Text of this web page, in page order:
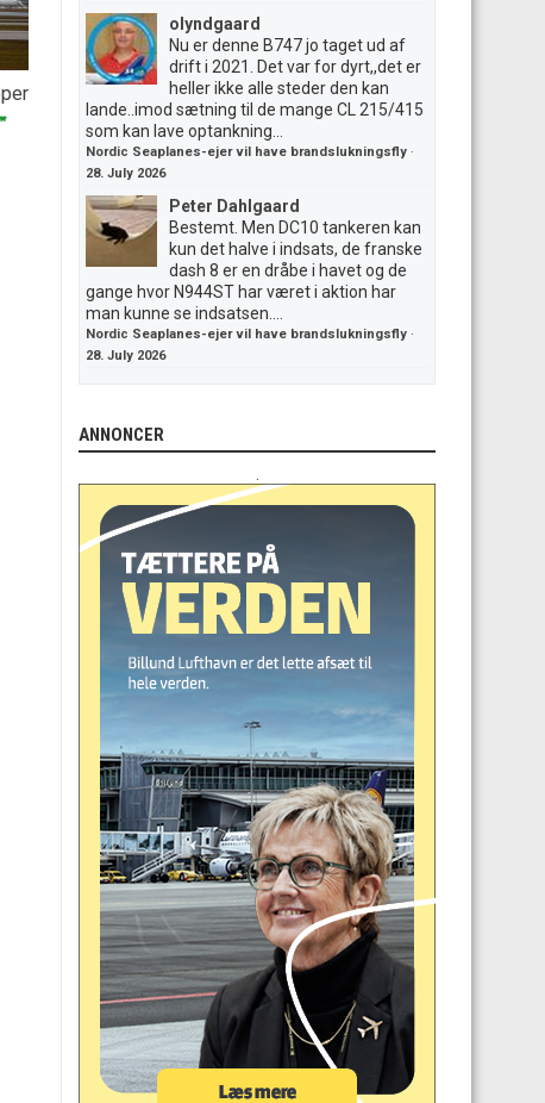
olyndgaard
Nu er denne B747 jo taget ud af
drift i 2021. Det var for dyrt,,det er
heller ikke alle steder den kan
lande..imod sætning til de mange CL 215/415
som kan lave optankning...
Nordic Seaplanes-ejer vil have brandslukningsfly ·
28. July 2026
Peter Dahlgaard
Bestemt. Men DC10 tankeren kan
kun det halve i indsats, de franske
dash 8 er en dråbe i havet og de
gange hvor N944ST har været i aktion har
man kunne se indsatsen....
Nordic Seaplanes-ejer vil have brandslukningsfly ·
28. July 2026
ANNONCER